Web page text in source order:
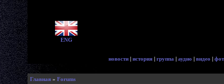
ENG
новости | история | группа | аудио | видео |
Главная » Forums